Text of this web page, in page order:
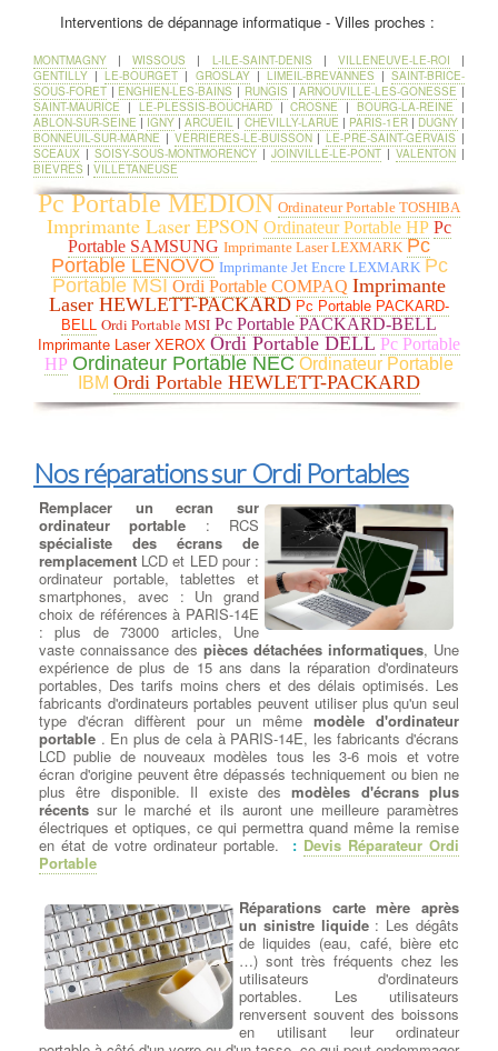
ventilateurs de votre système fonctionnent, mais que le système
ventilateurs. Si votre boîtier ne peut plus supporter de
ventilateurs ou devient trop fort, envisagez un refroidissement
liquide .
Ajouter ou Remplacer un
lecteur - Graveur cd dvd:
Rajout ou Réparation lecteurs
DC/DVD: Pour la lecture et la
gravure de tous vos médias
Cdrom ou DVD, nous avons
sélectionné pour vous le meilleur
des lecteurs et graveurs CD/DVD
et Blu-ray. à PARIS-14E Que vous recherchiez un lecteur-graveur
Optique interne ou externe, nous remplaçons votre lecteur HS
par un lecteur/Graveur des plus grandes marques : LG,
Samsung, Asus, Lite-On et Pioneer … à PARIS-14E CD-ROM,
DVD-ROM et les lecteurs Blu-ray sont disponibles dans les types
de lecteurs réinscriptibles. RW ont toutes les fonctionnalités de
leurs homologues en lecture seule, mais peut aussi écrire des
données sur le disque. Écrire des vitesses sont généralement
Dépanner ou remplacer
l’alimentation:Dépanner ou
remplacer l'alimentation: Test
de charge et d'alimentation sur
votre Pc - Vérification des
connectiques d'alimentation de
l'Ordi sur Bloc Alimentation - à
PARIS-14E - Changement du
Bloc Alimentation de l'Ordinateur -
Alimentations ATX standard pour Pc sur Bloc Alimentation - à
PARIS-14E -Recherche de Puissances adaptées entre 300
watts et 1200 watts - Alimentations Corsair 80 plus certifications
pour PC sur Bloc Alimentation - à PARIS-14E - Nettoyage de la
ventilation du Bloc alimentation modulaire.
Dépanner ou remplacer votre
carte graphique:Changement
Carte Graphique: Votre
ordinateur PC à PARIS-14E peut
avoir plusieurs type de cartes
graphiques ou GPU, intégrées et
dédiées, mais nous devons
choisir quel type de carte utiliser
installés à PARIS-14E . Le modèle de carte vidéo sera choisi
parmi les gammes Nvidia ou AMD avec la quantité de mémoire
dédiée adaptée à son utilisation à PARIS-14E . Exemple : La
carte graphique NVIDIA® GeForce® GTX 1080 est équipée du
processus inFET et des technologies GDDR5X (G5X) à bande
passante élevée, ainsi que des fonctionnalités DirectX® 12 pour
offrir l'expérience de jeu la plus rapide à PARIS-14E , la plus
fluide et la plus puissante.
Interventions de dépannage informatique - Villes proches :
MONTMAGNY |WISSOUS | L-ILE-SAINT-DENIS | VILLENEUVE-LE-ROI |
GENTILLY |LE-BOURGET | GROSLAY| LIMEIL-BREVANNES | SAINT-BRICE-
SOUS-FORET | ENGHIEN-LES-BAINS | RUNGIS |ARNOUVILLE-LES-GONESSE |
SAINT-MAURICE | LE-PLESSIS-BOUCHARD|CROSNE |BOURG-LA-REINE |
ABLON-SUR-SEINE | IGNY |ARCUEIL | CHEVILLY-LARUE | PARIS-1ER| DUGNY|
BONNEUIL-SUR-MARNE | VERRIERES-LE-BUISSON|LE-PRE-SAINT-GERVAIS |
SCEAUX | SOISY-SOUS-MONTMORENCY | JOINVILLE-LE-PONT | VALENTON |
BIEVRES | VILLETANEUSE
Pc Portable MEDION Ordinateur Portable TOSHIBA
Imprimante Laser EPSON Ordinateur Portable HP Pc
Portable SAMSUNG Imprimante Laser LEXMARK Pc
Portable LENOVO Imprimante Jet Encre LEXMARK Pc
Portable MSI Ordi Portable COMPAQ Imprimante
Laser HEWLETT-PACKARD Pc Portable PACKARD-
BELL Ordi Portable MSI Pc Portable PACKARD-BELL
Imprimante Laser XEROX Ordi Portable DELL Pc Portable
HP Ordinateur Portable NEC Ordinateur Portable
IBM Ordi Portable HEWLETT-PACKARD
Nos réparations sur Ordi Portables
Remplacer un ecran sur
ordinateur portable : RCS
spécialiste des écrans de
remplacement LCD et LED pour :
ordinateur portable, tablettes et
smartphones, avec : Un grand
choix de références à PARIS-14E
: plus de 73000 articles, Une
vaste connaissance des pièces détachées informatiques, Une
expérience de plus de 15 ans dans la réparation d'ordinateurs
portables, Des tarifs moins chers et des délais optimisés. Les
fabricants d'ordinateurs portables peuvent utiliser plus qu'un seul
type d'écran diffèrent pour un même modèle d'ordinateur
portable . En plus de cela à PARIS-14E, les fabricants d'écrans
LCD publie de nouveaux modèles tous les 3-6 mois et votre
écran d'origine peuvent être dépassés techniquement ou bien ne
plus être disponible. Il existe desmodèles d'écrans plus
récents sur le marché et ils auront une meilleure paramètres
électriques et optiques, ce qui permettra quand même la remise
en état de votre ordinateur portable. : Devis Réparateur Ordi
Portable
Réparations carte mère après
un sinistre liquide: Les dégâts
de liquides (eau, café, bière etc
…) sont très fréquents chez les
utilisateurs d'ordinateurs
portables. Les utilisateurs
renversent souvent des boissons
en utilisant leur ordinateur